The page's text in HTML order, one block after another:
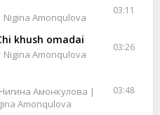
Amonqulova
03:11
khush omadai
Amonqulova
03:26
Амонкулова |
Amonqulova
03:48